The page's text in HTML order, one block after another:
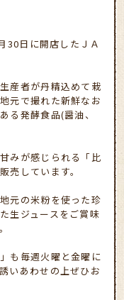
30日に開店したＪＡ
産者が丹精込めて栽
元で撮れた新鮮なお
る発酵食品(醤油、
みが感じられる「比
売しています。
元の米粉を使った珍
生ジュースをご賞味
も毎週火曜と金曜に
いあわせの上ぜひお